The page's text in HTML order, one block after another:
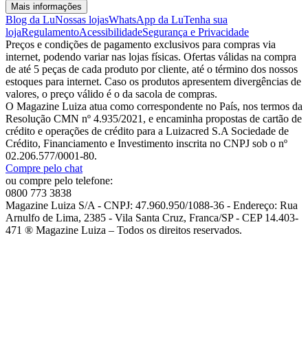
Mais informações
Blog da LuNossas lojasWhatsApp da LuTenha sua
lojaRegulamentoAcessibilidadeSegurança e Privacidade
Preços e condições de pagamento exclusivos para compras via
internet, podendo variar nas lojas físicas. Ofertas válidas na compra
de até 5 peças de cada produto por cliente, até o término dos nossos
estoques para internet. Caso os produtos apresentem divergências de
valores, o preço válido é o da sacola de compras.
O Magazine Luiza atua como correspondente no País, nos termos da
Resolução CMN nº 4.935/2021, e encaminha propostas de cartão de
crédito e operações de crédito para a Luizacred S.A Sociedade de
Crédito, Financiamento e Investimento inscrita no CNPJ sob o nº
02.206.577/0001-80.
Compre pelo chat
ou compre pelo telefone:
0800 773 3838
Magazine Luiza S/A - CNPJ: 47.960.950/1088-36 - Endereço: Rua
Arnulfo de Lima, 2385 - Vila Santa Cruz, Franca/SP - CEP 14.403-
471 ® Magazine Luiza – Todos os direitos reservados.